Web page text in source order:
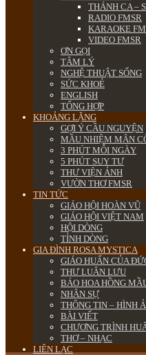
THÁNH CA –
RADIO FMSR
KARAOKE
VIDEO FMSR
ƠN GỌI
TÂM LÝ
NGHỆ THUẬT SỐNG
SỨC KHOẺ
ENGLISH
TỔNG HỢP
KHOẢNG LẶNG
GỢI Ý CẦU NGUYỆN
MẦU NHIỆM MÂN
3 PHÚT MỖI NGÀY
5 PHÚT SUY TƯ
THƯ VIỆN ẢNH
VƯỜN THƠ FMSR
TIN TỨC
GIÁO HỘI HOÀN VŨ
GIÁO HỘI VIỆT NAM
HỘI DÒNG
TỈNH DÒNG
GIA ĐÌNH ROSA MYSTICA
GIÁO HUẤN CỦA
THƯ LUÂN LƯU
BÁO HOA HỒNG
NHÂN SỰ
THÔNG TIN – HÌNH
BÀI VIẾT
CHƯƠNG TRÌNH
THƠ – NHẠC
LIÊN LẠC